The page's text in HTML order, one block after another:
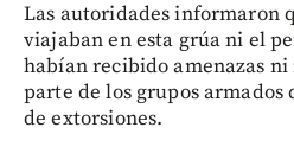
Las autoridades informaron
viajaban en esta grúa ni el
habían recibido amenazas
parte de los grupos armados
de extorsiones.